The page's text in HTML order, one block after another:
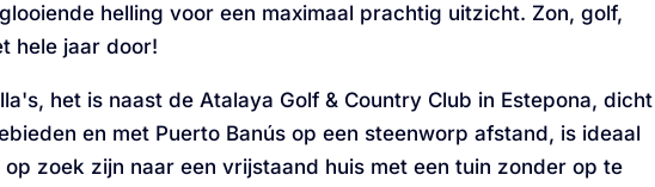
helling voor een maximaal prachtig uitzicht. Zon, golf,
hele jaar door!
het is naast de Atalaya Golf & Country Club in Estepona, dicht
en met Puerto Banús op een steenworp afstand, is ideaal
zoek zijn naar een vrijstaand huis met een tuin zonder op te